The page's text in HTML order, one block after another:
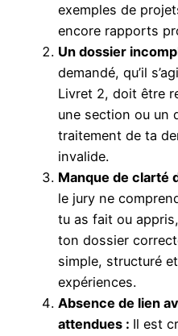
exemples de
encore rapports
Un dossier
demandé, qu’il
Livret 2, doit être
une section ou un
traitement de ta
invalide.
Manque de clarté
le jury ne
tu as fait ou
ton dossier
simple, structuré
expériences.
Absence de lien
attendues : Il est